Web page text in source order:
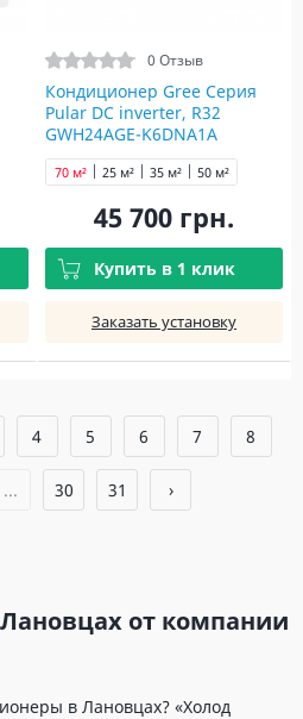
0 Отзыв
Кондиционер Gree Серия
Pular DC inverter, R32
GWH24AGE-K6DNA1A
25 м² 35 м² 50 м²
70 м²
45 700 грн.
Купить в 1 клик
Заказать установку
4 5 6 7 8
... 30 31 ›
от компании
в Лановцах? «Холод